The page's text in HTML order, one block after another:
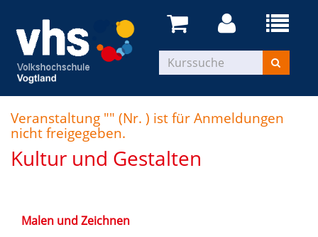
Veranstaltung "" (Nr. ) ist für Anmeldungen
nicht freigegeben.
Kultur und Gestalten
Malen und Zeichnen